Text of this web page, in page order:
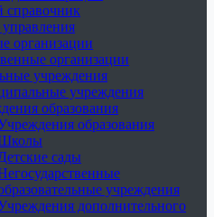
справочник
организации
организации
учреждения
учреждения
образования
образования
сады
учреждения
дополнительного